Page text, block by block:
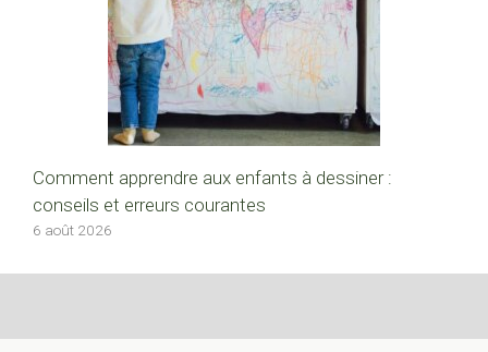
Comment apprendre aux enfants à dessiner :
conseils et erreurs courantes
6 août 2026